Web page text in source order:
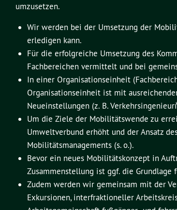
umzusetzen.
Wir werden bei der Umsetzung der
erledigen kann.
Für die erfolgreiche Umsetzung des
Fachbereichen vermittelt und bei
In einer Organisationseinheit
Organisationseinheit ist mit
Neueinstellungen (z. B.
Um die Ziele der Mobilitätswende zu
Umweltverbund erhöht und der Ansatz
Mobilitätsmanagements (s. o.).
Bevor ein neues Mobilitätskonzept in
Zusammenstellung ist ggf. die
Zudem werden wir gemeinsam mit der
Exkursionen, interfraktioneller